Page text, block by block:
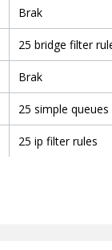
Brak
25 bridge filter
Brak
25 simple queues
25 ip filter rules